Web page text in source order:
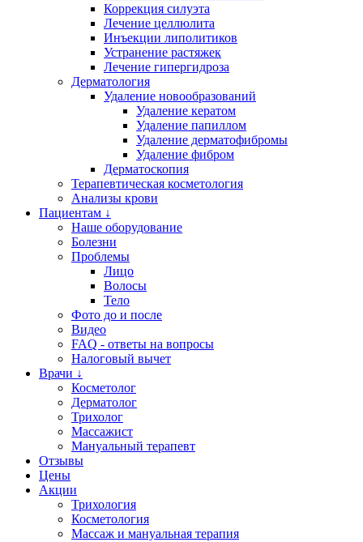
Коррекция силуэта
Лечение целлюлита
Инъекции липолитиков
Устранение растяжек
Лечение гипергидроза
Дерматология
Удаление новообразований
Удаление кератом
Удаление папиллом
Удаление дерматофибромы
Удаление фибром
Дерматоскопия
Терапевтическая косметология
Анализы крови
Пациентам ↓
Наше оборудование
Болезни
Проблемы
Лицо
Волосы
Тело
Фото до и после
Видео
FAQ - ответы на вопросы
Налоговый вычет
Врачи ↓
Косметолог
Дерматолог
Трихолог
Массажист
Мануальный терапевт
Отзывы
Цены
Акции
Трихология
Косметология
Массаж и мануальная терапия